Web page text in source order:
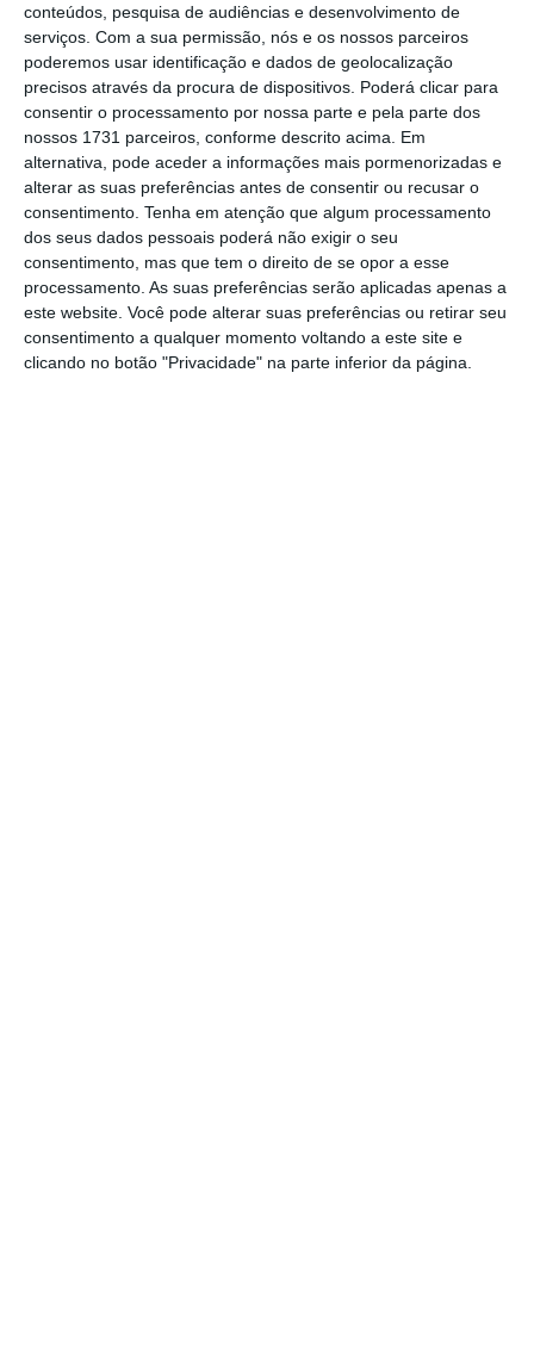
conteúdos, pesquisa de audiências e desenvolvimento de
serviços. Com a sua permissão, nós e os nossos parceiros
poderemos usar identificação e dados de geolocalização
precisos através da procura de dispositivos. Poderá clicar para
consentir o processamento por nossa parte e pela parte dos
nossos 1731 parceiros, conforme descrito acima. Em
alternativa, pode aceder a informações mais pormenorizadas e
alterar as suas preferências antes de consentir ou recusar o
consentimento. Tenha em atenção que algum processamento
dos seus dados pessoais poderá não exigir o seu
consentimento, mas que tem o direito de se opor a esse
processamento. As suas preferências serão aplicadas apenas a
este website. Você pode alterar suas preferências ou retirar seu
consentimento a qualquer momento voltando a este site e
clicando no botão "Privacidade" na parte inferior da página.
plataforma, sem dar mais informações sobre
o vídeo eliminado.
Leia a notícia no The New York Times(acesso
pago, conteúdo em inglês).
Expansión
Telefónica vende torres Telxius à American
Tower por 7,7 mil milhões